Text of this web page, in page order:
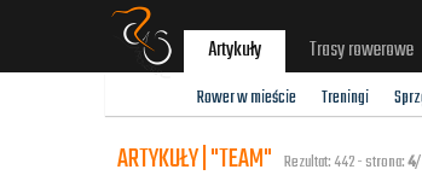
Artykuły Trasy rowerowe
Rower w mieście Treningi
ARTYKUŁY | "TEAM" Rezultat: 442 - strona:4/